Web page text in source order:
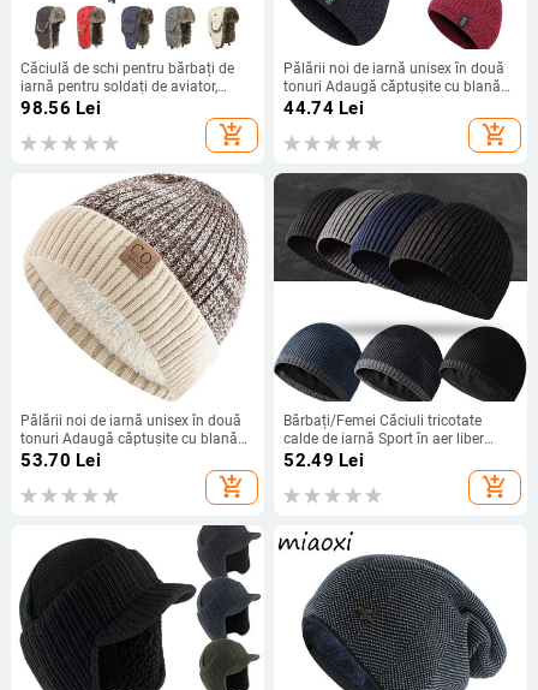
Căciulă de schi pentru bărbați de
iarnă pentru soldați de aviator,
călărie caldă, impermeabilă, de schi,
căciulă de bombardier, căciuli
rusești calde de protecție pentru
98.56 Lei
add_shopping_cart
Pălării noi de iarnă unisex în două
tonuri Adaugă căptușite cu blană
pentru bărbați și femei.
44.74Lei
add_shopping_cart
Pălării noi de iarnă unisex în două
tonuri Adaugă căptușite cu blană
pentru bărbați și femei.
53.70 Lei
add_shopping_cart
Bărbați/Femei Căciuli tricotate
calde de iarnă Sport în aer liber
Căciuli de acoperire rezistente la
vânt, șapcă confortabilă, moale,
ocazională Berici de drumeție
52.49 Lei
add_shopping_cart